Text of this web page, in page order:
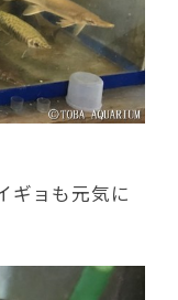
ギョも元気に